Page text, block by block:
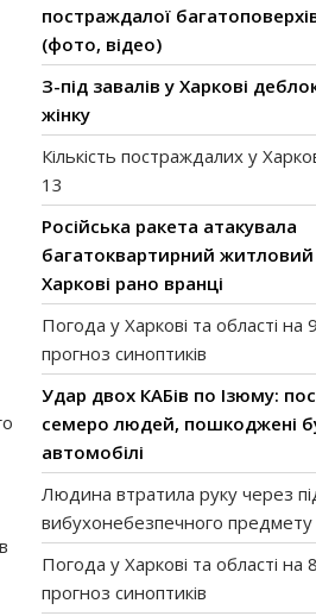
постраждалої
(фото, відео)
З-під завалів у Харкові
жінку
Кількість постраждалих у
13
Російська ракета атакувала
багатоквартирний
Харкові рано вранці
Погода у Харкові та області
прогноз синоптиків
Удар двох КАБів по Ізюму:
семеро людей, пошкоджені
автомобілі
Людина втратила руку через
вибухонебезпечного предмету
Погода у Харкові та області
прогноз синоптиків